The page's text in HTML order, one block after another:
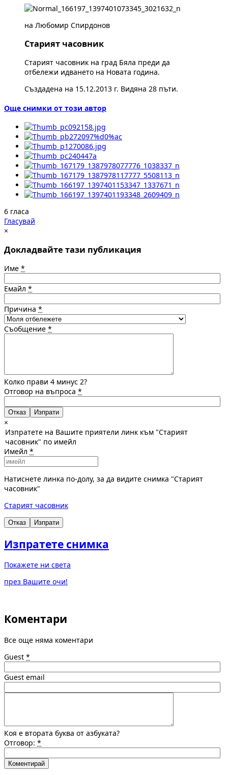
на Любомир Спирдонов
Старият часовник
Старият часовник на град Бяла преди да
отбележи идването на Новата година.
Създадена на 15.12.2013 г. Видяна 28 пъти.
Още снимки от този автор
6 гласа
Гласувай
×
Докладвайте тази публикация
Име *
Емайл *
Причина *
Съобщение *
Колко прави 4 минус 2?
Отговор на въпроса *
Отказ
×
Изпратете на Вашите приятели линк към "Старият
часовник" по имейл
Имейл *
Натиснете линка по-долу, за да видите снимка "Старият
часовник"
Старият часовник
Отказ Изпрати
Изпратете снимка
Покажете ни света
през Вашите очи!
Коментари
Все още няма коментари
Guest *
Guest email
Коя е втората буква от азбуката?
Отговор: *